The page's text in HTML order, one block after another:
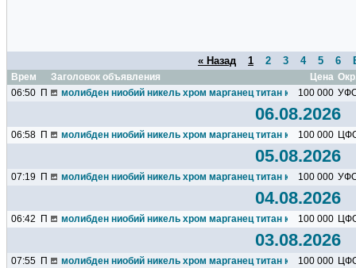
« Назад 1 2 3 4 5 6
Время Заголовок объявления Цена
06:50 П молибден ниобий никель хром марганец титан кремний чугун
100 000
06.08.2026
06:58 П молибден ниобий никель хром марганец титан кремний чугун
100 000
05.08.2026
07:19 П молибден ниобий никель хром марганец титан кремний чугун
100 000
04.08.2026
06:42 П молибден ниобий никель хром марганец титан кремний чугун
100 000
03.08.2026
07:55 П молибден ниобий никель хром марганец титан кремний чугун
100 000